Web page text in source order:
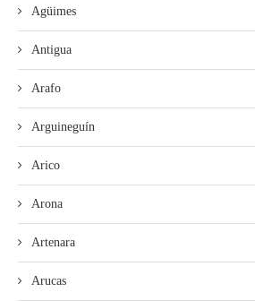
Agüimes
Antigua
Arafo
Arguineguín
Arico
Arona
Artenara
Arucas